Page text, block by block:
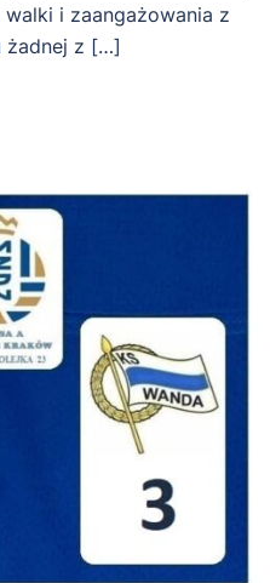
walki i zaangażowania z
żadnej z […]